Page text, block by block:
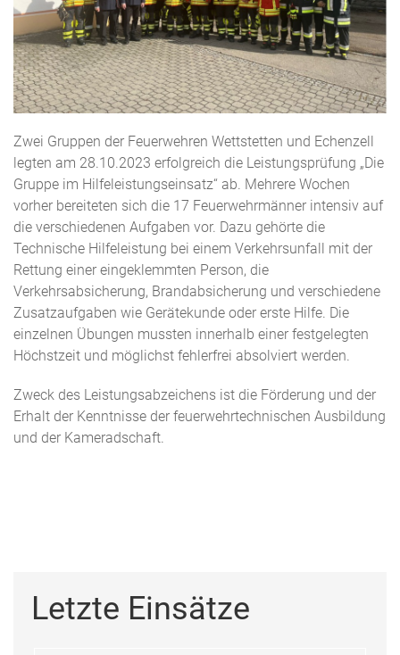
Zwei Gruppen der Feuerwehren Wettstetten und Echenzell
legten am 28.10.2023 erfolgreich die Leistungsprüfung „Die
Gruppe im Hilfeleistungseinsatz“ ab. Mehrere Wochen
vorher bereiteten sich die 17 Feuerwehrmänner intensiv auf
die verschiedenen Aufgaben vor. Dazu gehörte die
Technische Hilfeleistung bei einem Verkehrsunfall mit der
Rettung einer eingeklemmten Person, die
Verkehrsabsicherung, Brandabsicherung und verschiedene
Zusatzaufgaben wie Gerätekunde oder erste Hilfe. Die
einzelnen Übungen mussten innerhalb einer festgelegten
Höchstzeit und möglichst fehlerfrei absolviert werden.
Zweck des Leistungsabzeichens ist die Förderung und der
Erhalt der Kenntnisse der feuerwehrtechnischen Ausbildung
und der Kameradschaft.
Letzte Einsätze